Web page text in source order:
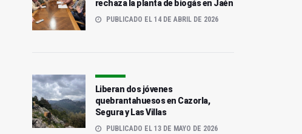
rechaza la planta de biogás en Jaén
PUBLICADO EL 14 DE ABRIL DE 2026
Liberan dos jóvenes
quebrantahuesos en Cazorla,
Segura y Las Villas
PUBLICADO EL 13 DE MAYO DE 2026